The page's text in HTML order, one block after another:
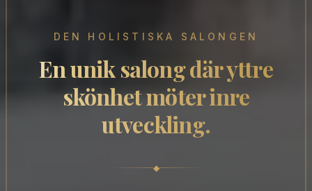
DEN HOLISTISKA SALONGEN
En unik salong där yttre
skönhet möter inre
utveckling.
◆